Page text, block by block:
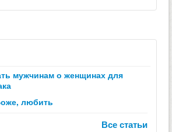
мужчинам о женщинах для
любить
Все статьи